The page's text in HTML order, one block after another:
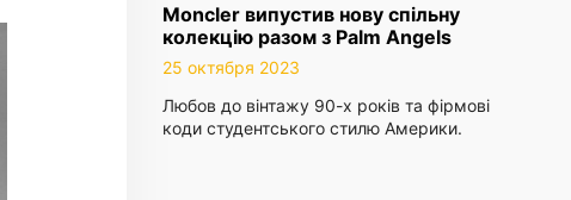
Moncler випустив нову спільну
колекцію разом з Palm Angels
25 октября 2023
Любов до вінтажу 90-х років та фірмові
коди студентського стилю Америки.